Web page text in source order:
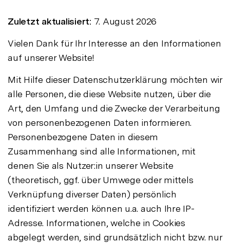
Zuletzt aktualisiert: 7. August 2026
Vielen Dank für Ihr Interesse an den Informationen
auf unserer Website!
Mit Hilfe dieser Datenschutzerklärung möchten wir
alle Personen, die diese Website nutzen, über die
Art, den Umfang und die Zwecke der Verarbeitung
von personenbezogenen Daten informieren.
Personenbezogene Daten in diesem
Zusammenhang sind alle Informationen, mit
denen Sie als Nutzer:in unserer Website
(theoretisch, ggf. über Umwege oder mittels
Verknüpfung diverser Daten) persönlich
identifiziert werden können u.a. auch Ihre IP-
Adresse. Informationen, welche in Cookies
abgelegt werden, sind grundsätzlich nicht bzw. nur